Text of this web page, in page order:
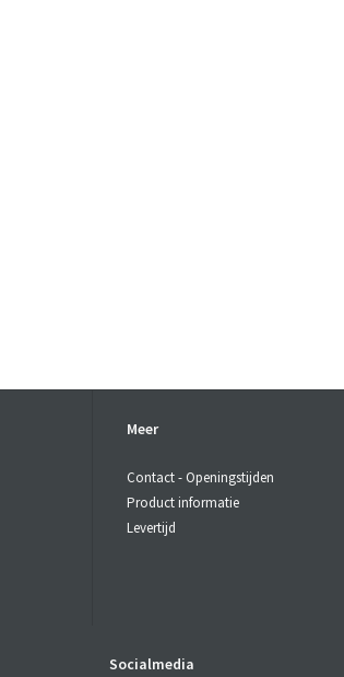
Meer
Contact - Openingstijden
Product informatie
Levertijd
Socialmedia